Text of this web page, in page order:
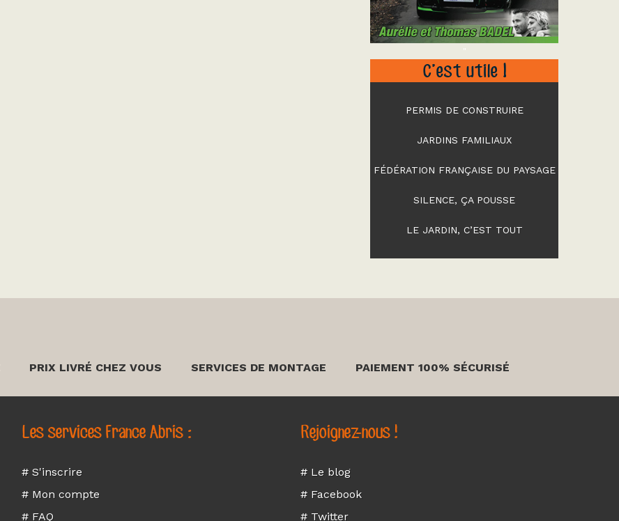
"
C’est utile !
PERMIS DE CONSTRUIRE
JARDINS FAMILIAUX
FÉDÉRATION FRANÇAISE DU PAYSAGE
SILENCE, ÇA POUSSE
LE JARDIN, C’EST TOUT
PRIX LIVRÉ CHEZ VOUS SERVICES DE MONTAGE PAIEMENT 100% SÉCURISÉ
Les services France Abris :
# S'inscrire
# Mon compte
# FAQ
Rejoignez-nous !
# Le blog
# Facebook
# Twitter